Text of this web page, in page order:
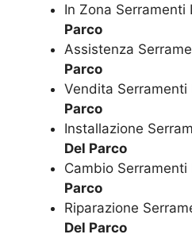
In Zona Serramenti
Parco
Assistenza
Parco
Vendita Serramenti
Parco
Installazione
Del Parco
Cambio Serramenti
Parco
Riparazione
Del Parco